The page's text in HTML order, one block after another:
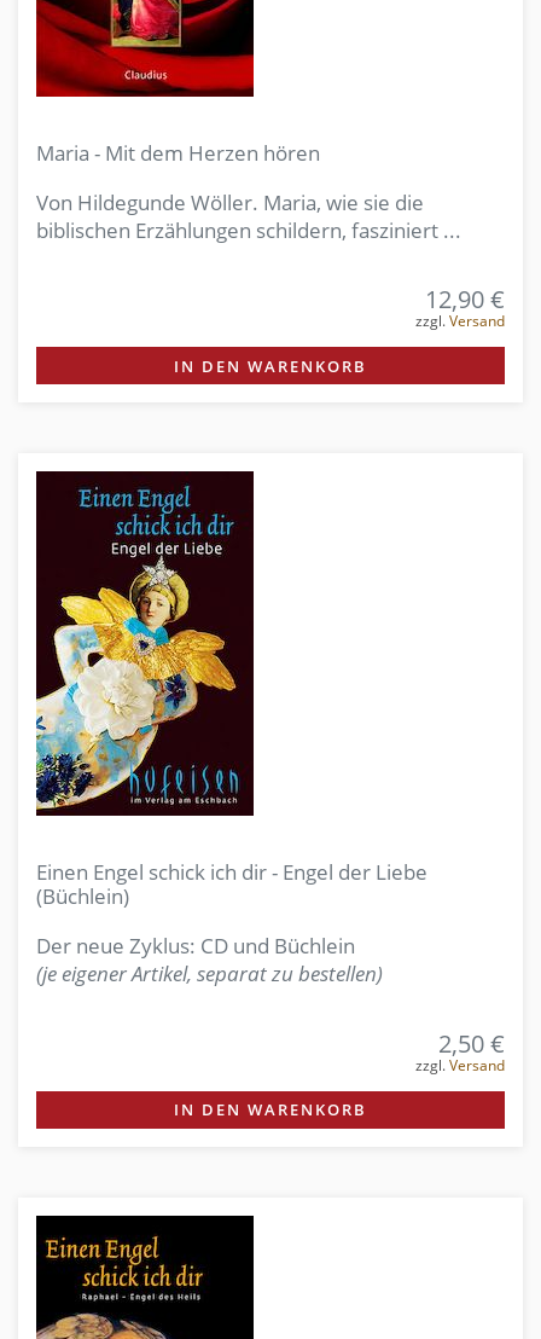
Maria - Mit dem Herzen hören
Von Hildegunde Wöller. Maria, wie sie die
biblischen Erzählungen schildern, fasziniert ...
12,90 €
zzgl.Versand
IN DEN WARENKORB
Einen Engel schick ich dir - Engel der Liebe
(Büchlein)
Der neue Zyklus: CD und Büchlein
(je eigener Artikel, separat zu bestellen)
2,50 €
zzgl.Versand
IN DEN WARENKORB